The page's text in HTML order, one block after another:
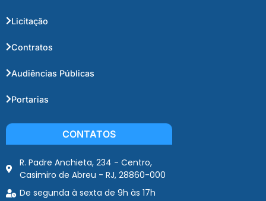
Licitação
Contratos
Audiências Públicas
Portarias
CONTATOS
R. Padre Anchieta, 234 - Centro,
Casimiro de Abreu - RJ, 28860-000
De segunda à sexta de 9h às 17h